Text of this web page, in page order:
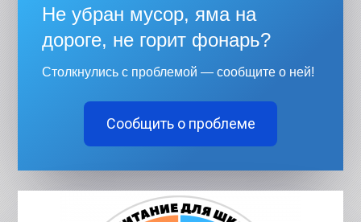
Не убран мусор, яма на
дороге, не горит фонарь?
Столкнулись с проблемой — сообщите о ней!
Сообщить о проблеме